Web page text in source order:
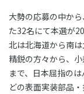
大勢の応募の中か
た32名にて本選が
北は北海道から南
精鋭の方々から、
まで、日本屈指の
どの表面実装部品